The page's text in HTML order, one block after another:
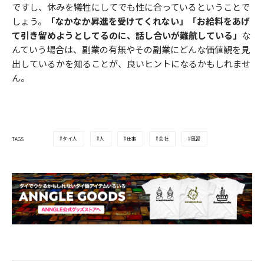
ですし、休みを犠牲にしてでも性に合っているということで
しょう。
「なかなか昇進を受けてくれない」
「お給料をあげ
て引き留めようとしてるのに、話し合いが難航している」 な
んていう場合は、副業の有無やその副業にどんな価値観を見
出しているかを知ることが、良いヒントになるかもしれませ
ん。
TAGS タイ人 人 仕事 会社 風習